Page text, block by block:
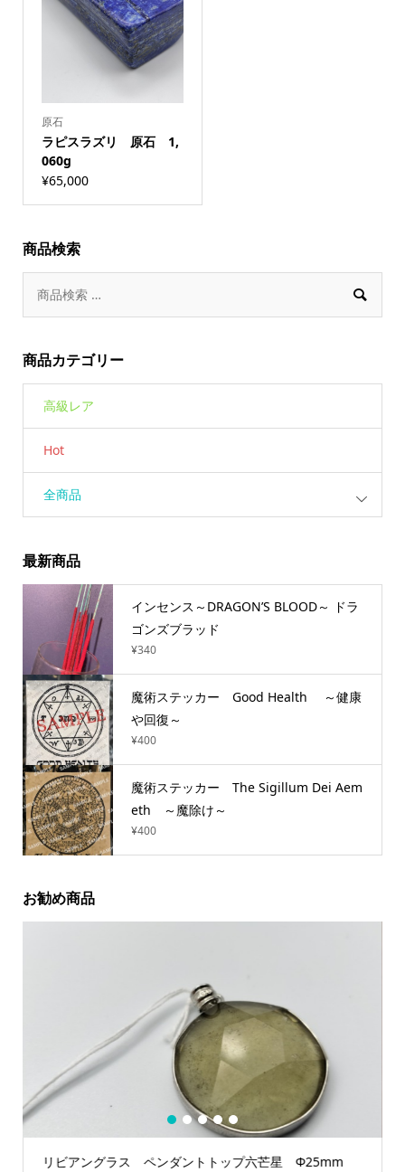
原石
ラピスラズリ 原石 1,
060g
¥65,000
商品検索

商品カテゴリー
高級レア
Hot
全商品
最新商品
インセンス～DRAGON’S BLOOD～ ドラ
ゴンズブラッド
¥340
魔術ステッカー Good Health ～健康
や回復～
¥400
魔術ステッカー The Sigillum Dei Aem
eth ～魔除け～
¥400
お勧め商品
リビアングラス ペンダントトップ六芒星 Φ25mm
1 2 3 4 5